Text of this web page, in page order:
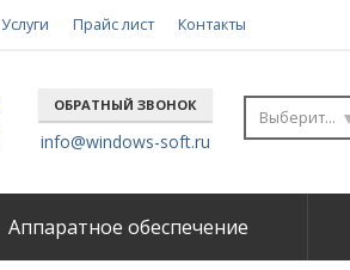
Услуги Прайс лист Контакты
ОБРАТНЫЙ ЗВОНОК
info@windows-soft.ru
Выберите...
Аппаратное обеспечение